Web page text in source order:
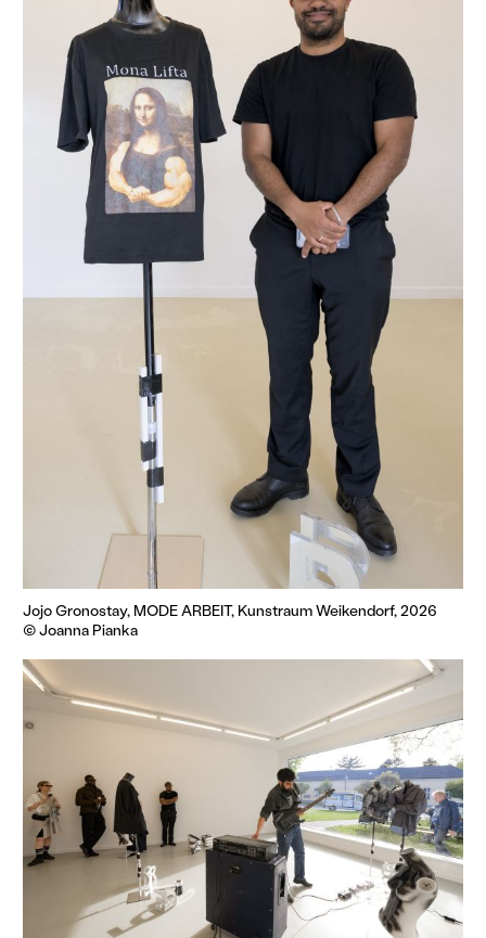
Jojo Gronostay, MODE ARBEIT, Kunstraum Weikendorf, 2026
© Joanna Pianka